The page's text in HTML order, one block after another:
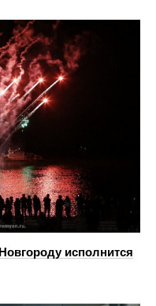
исполнится